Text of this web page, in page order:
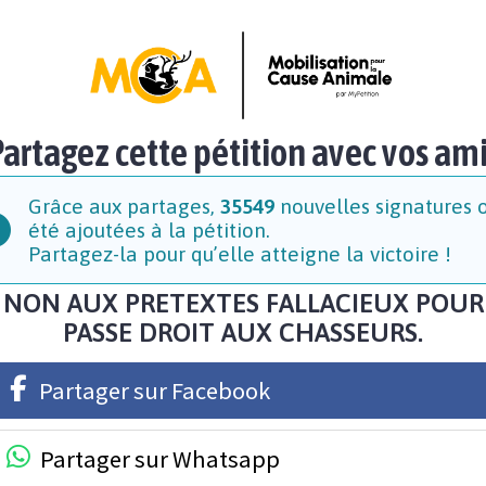
cette pétition avec vos
Grâce aux partages, 35549nouvelles signatures
été ajoutées à la pétition.
Partagez-la pour qu’elle atteigne la victoire !
NON AUX PRETEXTES FALLACIEUX POUR
PASSE DROIT AUX CHASSEURS.
Partager sur Facebook
Partager sur Whatsapp